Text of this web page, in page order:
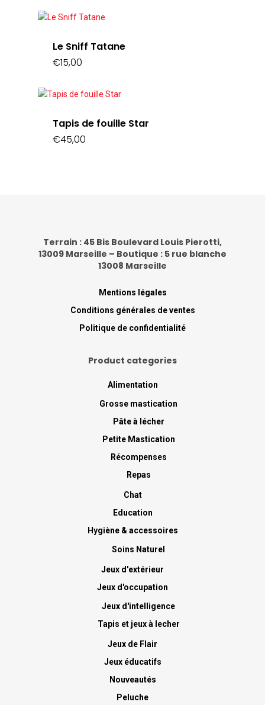
Le Sniff Tatane
€15,00
Tapis de fouille Star
€45,00
Terrain : 45 Bis Boulevard Louis Pierotti,
13009 Marseille – Boutique : 5 rue blanche
13008 Marseille
Mentions légales
Conditions générales de ventes
Politique de confidentialité
Product categories
Alimentation
Grosse mastication
Pâte à lécher
Petite Mastication
Récompenses
Repas
Chat
Education
Hygiène & accessoires
Soins Naturel
Jeux d'extérieur
Jeux d'occupation
Jeux d'intelligence
Tapis et jeux à lecher
Jeux de Flair
Jeux éducatifs
Nouveautés
Peluche